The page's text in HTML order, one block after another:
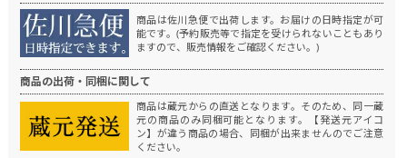
商品は佐川急便で出荷します。 お届けの日時指定が可
能です。(予約販売等で指定を受けられないこともあり
ますので、販売情報をご確認ください。)
商品の出荷・同梱に関して
商品は蔵元からの直送となります。 そのため、同一蔵
元の商品のみ同梱可能となります。
【発送元アイコ
ン】が違う商品の場合、同梱が出来ませんのでご注意
ください。